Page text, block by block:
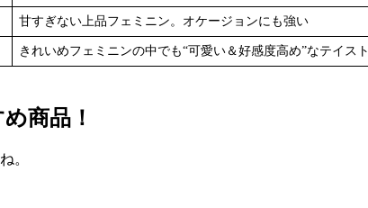
甘すぎない上品フェミニン。オケージョンにも強い
きれいめフェミニンの中でも“可愛い＆好感度高め”なテイスト
商品！
。